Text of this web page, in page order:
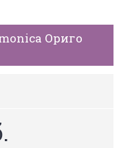
Ориго